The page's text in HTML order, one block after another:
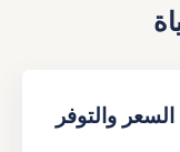
السعر والتوفر